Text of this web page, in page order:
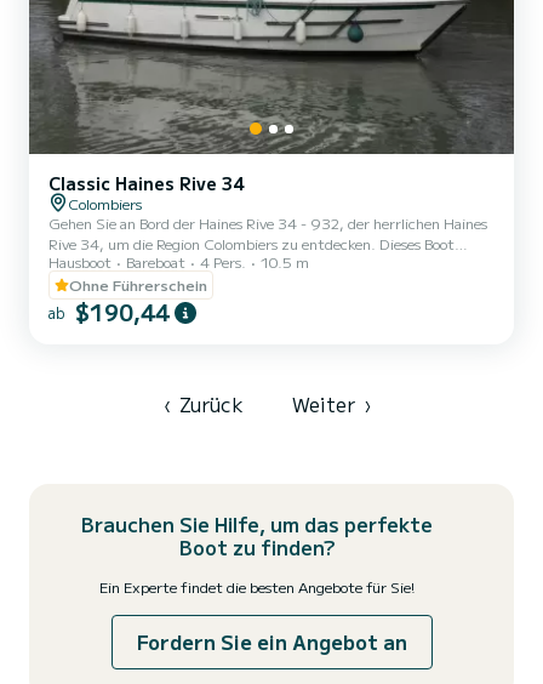
Classic Haines Rive 34
Colombiers
Gehen Sie an Bord der Haines Rive 34 - 932, der herrlichen Haines
Rive 34, um die Region Colombiers zu entdecken. Dieses Boot
bietet Komfort und Leistung auf See. Das Boot verfügt über 2
komfortable Kabinen und eine Bootskapazität von 6 Personen. Mit
einer Gesamtlänge von 10,5 Metern ist es Ihr bester Verbündeter
für einen außergewöhnlichen Urlaub auf dem Wasser in der
Hausboot Bareboat 4 Pers.
10.5 m
Ohne Führerschein
ab $190,44
‹ Zurück Weiter ›
Brauchen Sie Hilfe, um das perfekte
Boot zu finden?
Ein Experte findet die besten Angebote für Sie!
Fordern Sie ein Angebot an